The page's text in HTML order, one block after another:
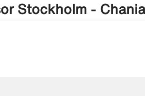
Stockholm -